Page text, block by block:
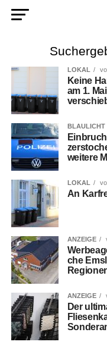
LOKAL
Kei­ne
am 1.
BLAULICHT
wei­te­re
LOKAL
An
ANZEIGE
che
ANZEIGE
Der